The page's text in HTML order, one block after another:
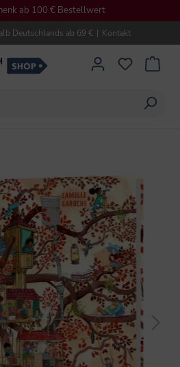
ab 100 € Bestellwert
Deutschlands ab 69 € | Kontakt